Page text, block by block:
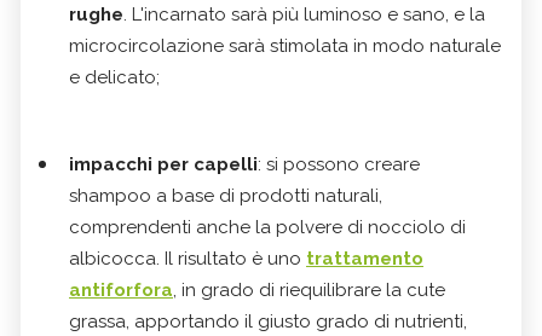
rughe. L'incarnato sarà più luminoso e sano, e la
microcircolazione sarà stimolata in modo naturale
e delicato;
impacchi per capelli: si possono creare
shampoo a base di prodotti naturali,
comprendenti anche la polvere di nocciolo di
albicocca. Il risultato è uno trattamento
antiforfora​​​​​​​, in grado di riequilibrare la cute
grassa, apportando il giusto grado di nutrienti,